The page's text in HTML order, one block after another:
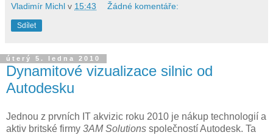
Vladimír Michl v 15:43 Žádné komentáře:
Sdílet
úterý 5. ledna 2010
Dynamitové vizualizace silnic od
Autodesku
Jednou z prvních IT akvizic roku 2010 je nákup technologií a
aktiv britské firmy 3AM Solutions společností Autodesk. Ta